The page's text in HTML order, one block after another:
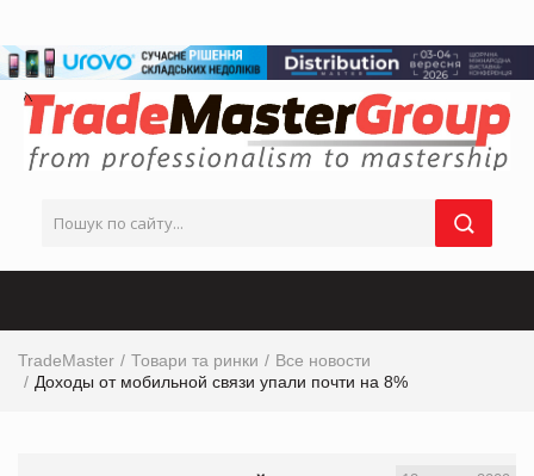
TradeMaster Товари та ринки
Все новости
Доходы от мобильной связи упали почти на 8%